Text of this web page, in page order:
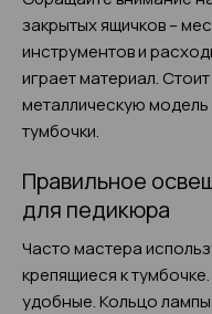
закрытых ящичков –
инструментов и
играет материал.
металлическую
тумбочки.
Правильное
для педикюра
Часто мастера
крепящиеся к
удобные. Кольцо